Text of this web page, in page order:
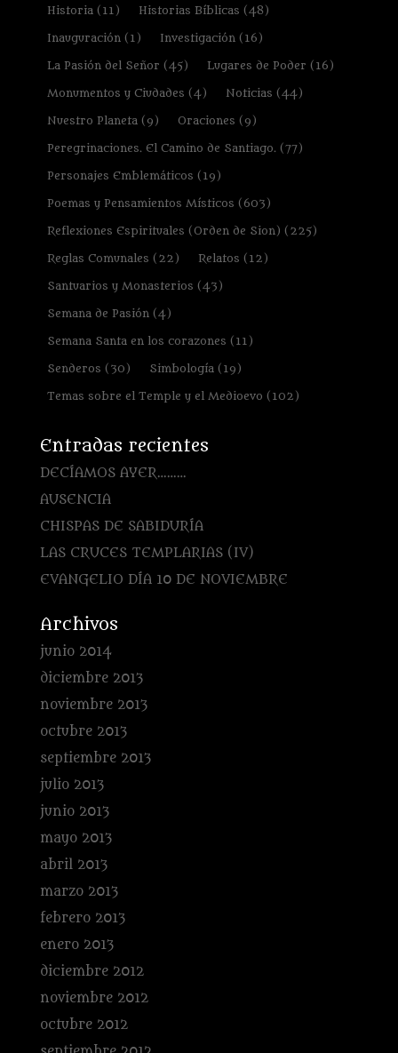
Historia (11) Historias Bíblicas (48)
Inauguración (1) Investigación (16)
La Pasión del Señor (45) Lugares de Poder (16)
Monumentos y Ciudades (4) Noticias (44)
Nuestro Planeta (9) Oraciones (9)
Peregrinaciones. El Camino de Santiago. (77)
Personajes Emblemáticos (19)
Poemas y Pensamientos Místicos (603)
Reflexiones Espirituales (Orden de Sion) (225)
Reglas Comunales (22) Relatos (12)
Santuarios y Monasterios (43)
Semana de Pasión (4)
Semana Santa en los corazones (11)
Senderos (30) Simbología (19)
Temas sobre el Temple y el Medioevo (102)
Entradas recientes
DECÍAMOS AYER………
AUSENCIA
CHISPAS DE SABIDURÍA
LAS CRUCES TEMPLARIAS (IV)
EVANGELIO DÍA 10 DE NOVIEMBRE
Archivos
junio 2014
diciembre 2013
noviembre 2013
octubre 2013
septiembre 2013
julio 2013
junio 2013
mayo 2013
abril 2013
marzo 2013
febrero 2013
enero 2013
diciembre 2012
noviembre 2012
octubre 2012